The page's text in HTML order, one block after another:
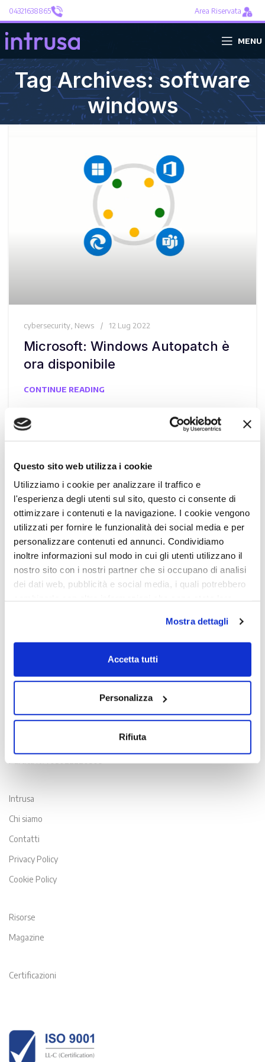
Questo sito web utilizza i cookie
Utilizziamo i cookie per analizzare il traffico e
l'esperienza degli utenti sul sito, questo ci consente di
ottimizzare i contenuti e la navigazione. I cookie vengono
utilizzati per fornire le funzionalità dei social media e per
personalizzare contenuti ed annunci. Condividiamo
inoltre informazioni sul modo in cui gli utenti utilizzano il
nostro sito con i nostri partner che si occupano di analisi
dei dati web, pubblicità e social media, i quali potrebbero
Chiudendo il banner con la X oppure cliccando su Rifiuta
la navigazione proseguirà in assenza di cookie diversi da
Mostra dettagli
Accetta tutti
Personalizza
Rifiuta
04321638865 Area Riservata
MENU
Tag Archives: software
windows
cybersecurity News 12 Lug 2022
Microsoft: Windows Autopatch è
ora disponibile
CONTINUE READING
Contatti
Viale Venezia, 100 - 33100 Udine
T. +39 0432 163 8865
Intrusa
Chi siamo
Contatti
Privacy Policy
Cookie Policy
Risorse
Magazine
Certificazioni